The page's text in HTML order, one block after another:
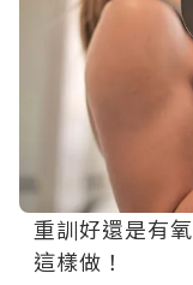
重訓好還是有
這樣做！